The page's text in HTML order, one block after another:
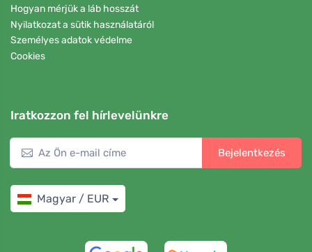
Hogyan mérjük a láb hosszát
Nyilatkozat a sütik használatáról
Személyes adatok védelme
Cookies
Iratkozzon fel hírlevelünkre
Bejelentkezés
Magyar / EUR